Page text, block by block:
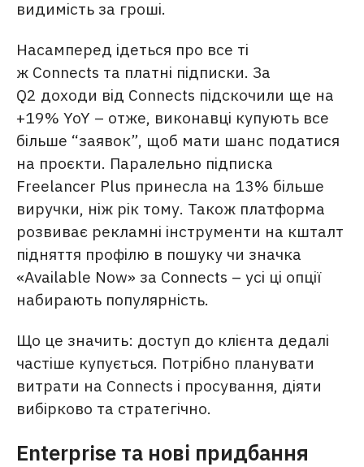
видимість за гроші.
Насамперед ідеться про все ті
ж Connects та платні підписки. За
Q2 доходи від Connects підскочили ще на
+19% YoY – отже, виконавці купують все
більше “заявок”, щоб мати шанс податися
на проєкти. Паралельно підписка
Freelancer Plus принесла на 13% більше
виручки, ніж рік тому. Також платформа
розвиває рекламні інструменти на кшталт
підняття профілю в пошуку чи значка
«Available Now» за Connects – усі ці опції
набирають популярність.
Що це значить: доступ до клієнта дедалі
частіше купується. Потрібно планувати
витрати на Connects і просування, діяти
вибірково та стратегічно.
Enterprise та нові придбання